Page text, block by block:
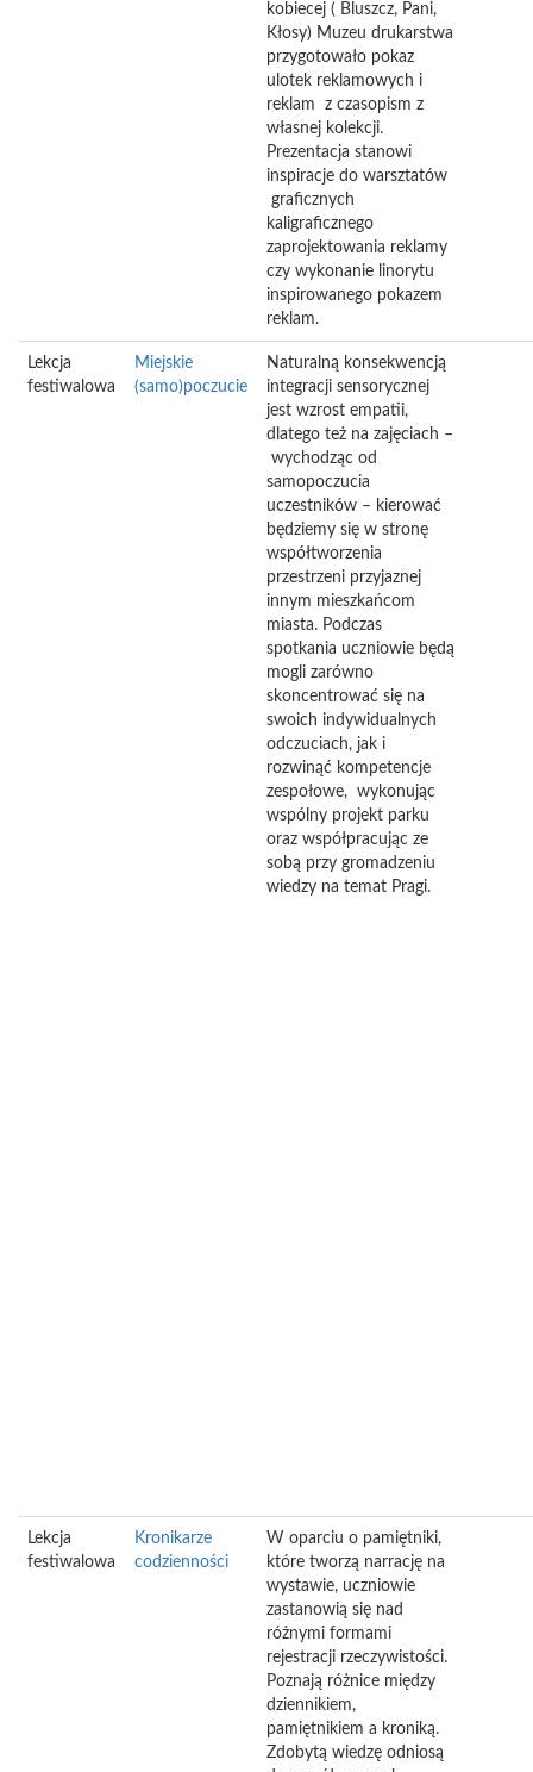
kobiecej ( Bluszcz, Pani,
Kłosy) Muzeu drukarstwa
przygotowało pokaz
ulotek reklamowych i
reklam z czasopism z
własnej kolekcji.
Prezentacja stanowi
inspiracje do warsztatów
graficznych
kaligraficznego
zaprojektowania reklamy
czy wykonanie linorytu
inspirowanego pokazem
reklam.
Lekcja
festiwalowa
Miejskie
(samo)poczucie
Naturalną konsekwencją
integracji sensorycznej
jest wzrost empatii,
dlatego też na zajęciach –
wychodząc od
samopoczucia
uczestników – kierować
będziemy się w stronę
współtworzenia
przestrzeni przyjaznej
innym mieszkańcom
miasta. Podczas
spotkania uczniowie będą
mogli zarówno
skoncentrować się na
swoich indywidualnych
odczuciach, jak i
rozwinąć kompetencje
zespołowe, wykonując
wspólny projekt parku
oraz współpracując ze
sobą przy gromadzeniu
wiedzy na temat Pragi.
Lekcja
festiwalowa
Kronikarze
codzienności
W oparciu o pamiętniki,
które tworzą narrację na
wystawie, uczniowie
zastanowią się nad
różnymi formami
rejestracji rzeczywistości.
Poznają różnice między
dziennikiem,
pamiętnikiem a kroniką.
Zdobytą wiedzę odniosą